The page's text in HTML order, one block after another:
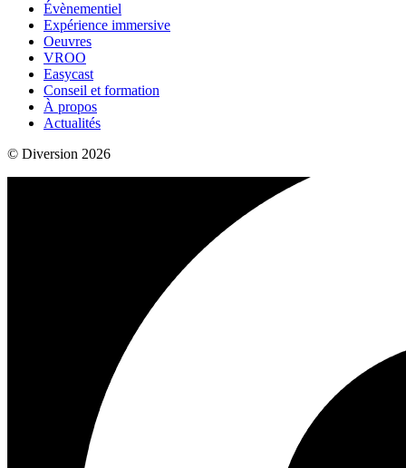
Évènementiel
Expérience immersive
Oeuvres
VROO
Easycast
Conseil et formation
À propos
Actualités
© Diversion 2026